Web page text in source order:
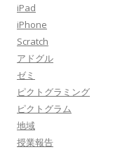
iPad
iPhone
Scratch
アドグル
ゼミ
ピクトグラミング
ピクトグラム
地域
授業報告